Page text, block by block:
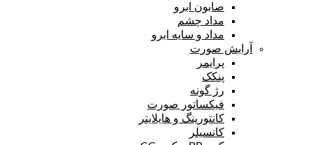
صابون ابرو
مداد چشم
مداد و سایه ابرو
آرایش صورت
پرایمر
پنکک
رژ گونه
فیکساتور صورت
کانتورینگ و هایلایتر
کانسیلر